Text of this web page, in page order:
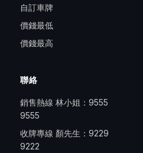
自訂車牌
價錢最低
價錢最高
聯絡
銷售熱線 林小姐： 9555
9555
收牌專線 顏先生： 9229
9222